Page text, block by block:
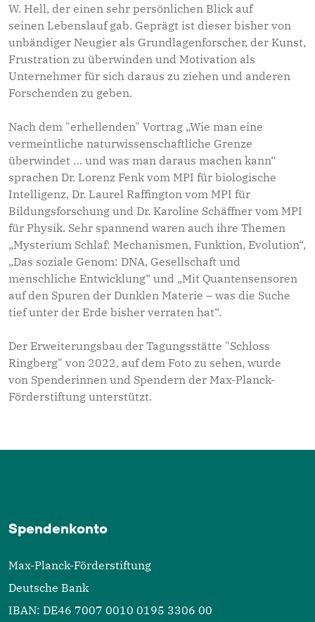
W. Hell, der einen sehr persönlichen Blick auf
seinen Lebenslauf gab. Geprägt ist dieser bisher von
unbändiger Neugier als Grundlagenforscher, der Kunst,
Frustration zu überwinden und Motivation als
Unternehmer für sich daraus zu ziehen und anderen
Forschenden zu geben.
Nach dem "erhellenden" Vortrag „Wie man eine
vermeintliche naturwissenschaftliche Grenze
überwindet … und was man daraus machen kann“
sprachen Dr. Lorenz Fenk vom MPI für biologische
Intelligenz, Dr. Laurel Raffington vom MPI für
Bildungsforschung und Dr. Karoline Schäffner vom MPI
für Physik. Sehr spannend waren auch ihre Themen
„Mysterium Schlaf: Mechanismen, Funktion, Evolution“,
„Das soziale Genom: DNA, Gesellschaft und
menschliche Entwicklung“ und „Mit Quantensensoren
auf den Spuren der Dunklen Materie – was die Suche
tief unter der Erde bisher verraten hat“.
Der Erweiterungsbau der Tagungsstätte "Schloss
Ringberg" von 2022, auf dem Foto zu sehen, wurde
von Spenderinnen und Spendern der Max-Planck-
Förderstiftung unterstützt.
Spendenkonto
Max-Planck-Förderstiftung
Deutsche Bank
IBAN: DE46 7007 0010 0195 3306 00